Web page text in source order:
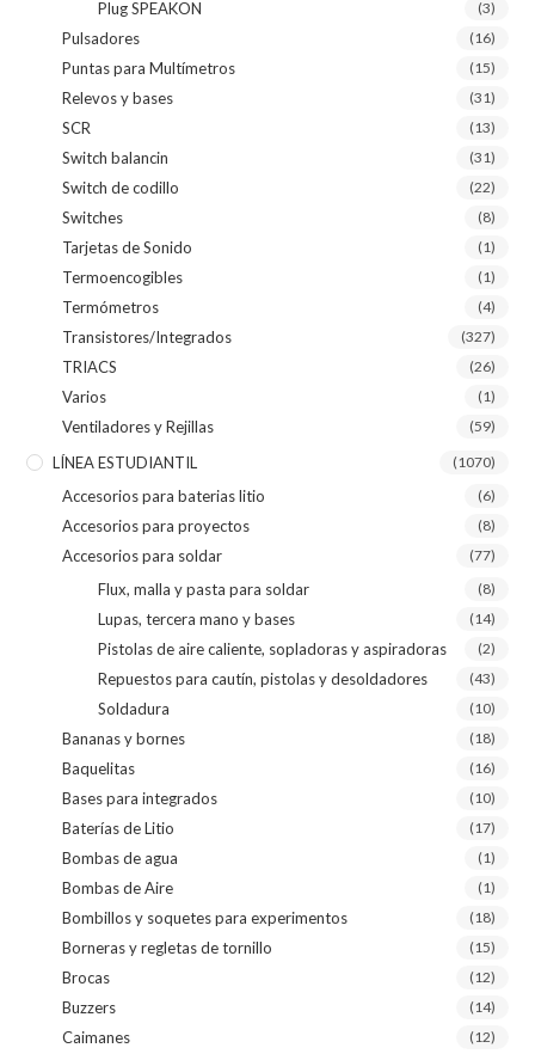
Plug SPEAKON (3)
Pulsadores (16)
Puntas para Multímetros (15)
Relevos y bases (31)
SCR (13)
Switch balancin (31)
Switch de codillo (22)
Switches (8)
Tarjetas de Sonido (1)
Termoencogibles (1)
Termómetros (4)
Transistores/Integrados (327)
TRIACS (26)
Varios (1)
Ventiladores y Rejillas (59)
LÍNEA ESTUDIANTIL (1070)
Accesorios para baterias litio (6)
Accesorios para proyectos (8)
Accesorios para soldar (77)
Flux, malla y pasta para soldar (8)
Lupas, tercera mano y bases (14)
Pistolas de aire caliente, sopladoras y aspiradoras (2)
Repuestos para cautín, pistolas y desoldadores (43)
Soldadura (10)
Bananas y bornes (18)
Baquelitas (16)
Bases para integrados (10)
Baterías de Litio (17)
Bombas de agua (1)
Bombas de Aire (1)
Bombillos y soquetes para experimentos (18)
Borneras y regletas de tornillo (15)
Brocas (12)
Buzzers (14)
Caimanes (12)